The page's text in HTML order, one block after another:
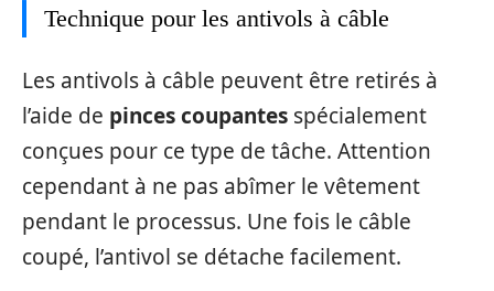
Technique pour les antivols à câble
Les antivols à câble peuvent être retirés à
l’aide de pinces coupantes spécialement
conçues pour ce type de tâche. Attention
cependant à ne pas abîmer le vêtement
pendant le processus. Une fois le câble
coupé, l’antivol se détache facilement.